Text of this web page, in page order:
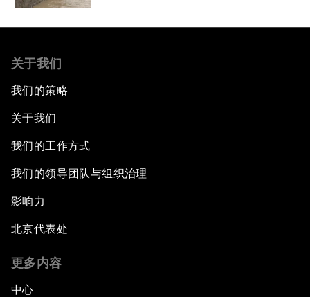
关于我们
我们的策略
关于我们
我们的工作方式
我们的领导团队与组织治理
影响力
北京代表处
更多内容
中心